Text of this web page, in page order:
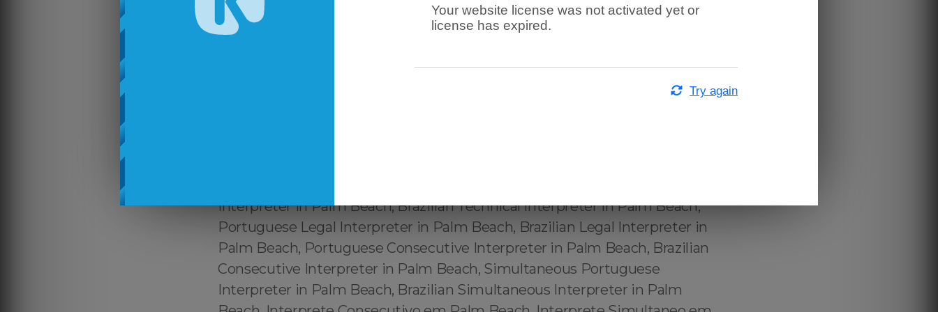
Translator in Palm Beach, Official Portuguese Translator in Palm Beach ,
Certified Portuguese to English Translator in Palm Beach, Tradutor
Português Palm Beach, Tradutor credenciado Português ↔️ English Palm
Interpreter in Palm Beach, Brazilian Technical Interpreter in Palm Beach,
Portuguese Legal Interpreter in Palm Beach, Brazilian Legal Interpreter in
Palm Beach, Portuguese Consecutive Interpreter in Palm Beach, Brazilian
Consecutive Interpreter in Palm Beach, Simultaneous Portuguese
Interpreter in Palm Beach, Brazilian Simultaneous Interpreter in Palm
Your website license was not activated yet or
license has expired.
Try again